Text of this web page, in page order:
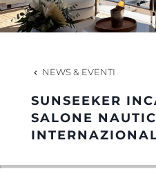
VALUTA LA
NEWS & EVENTI
SUNSEEKER
SALONE